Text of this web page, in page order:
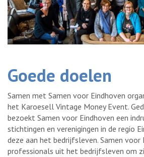
Goede doelen
Samen met Samen voor Eindhoven
het Karoesell Vintage Money Event.
bezoekt Samen voor Eindhoven een
stichtingen en verenigingen in de regio
deze aan het bedrijfsleven. Samen
professionals uit het bedrijfsleven om